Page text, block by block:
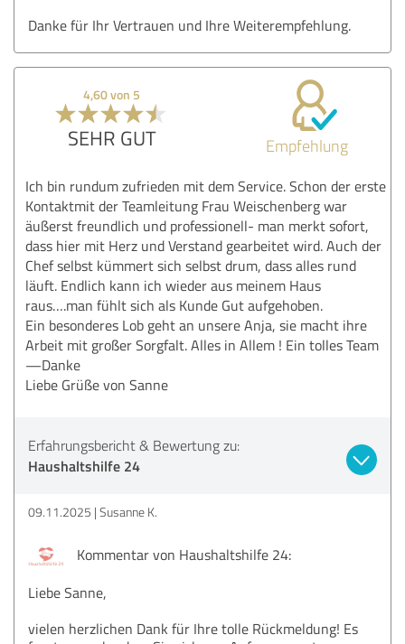
Danke für Ihr Vertrauen und Ihre Weiterempfehlung.
4,60 von 5
SEHR GUT Empfehlung
Ich bin rundum zufrieden mit dem Service. Schon der erste
Kontaktmit der Teamleitung Frau Weischenberg war
äußerst freundlich und professionell- man merkt sofort,
dass hier mit Herz und Verstand gearbeitet wird. Auch der
Chef selbst kümmert sich selbst drum, dass alles rund
läuft. Endlich kann ich wieder aus meinem Haus
raus….man fühlt sich als Kunde Gut aufgehoben.
Ein besonderes Lob geht an unsere Anja, sie macht ihre
Arbeit mit großer Sorgfalt. Alles in Allem ! Ein tolles Team
—Danke
Liebe Grüße von Sanne
Erfahrungsbericht & Bewertung zu:
Haushaltshilfe 24
09.11.2025 Susanne K.
Kommentar von Haushaltshilfe 24:
Liebe Sanne,
vielen herzlichen Dank für Ihre tolle Rückmeldung! Es